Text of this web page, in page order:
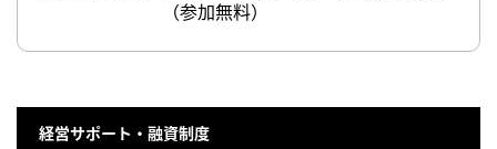
（参加無料）
経営サポート・融資制度